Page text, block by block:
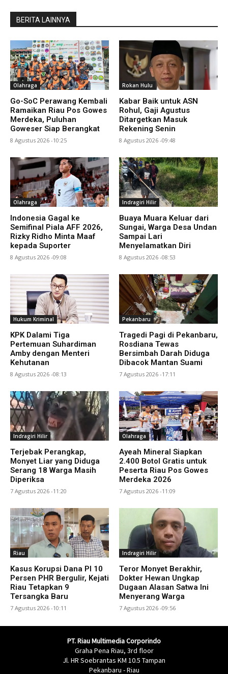
BERITA LAINNYA
Olahraga
Go-SoC Perawang Kembali
Ramaikan Riau Pos Gowes
Merdeka, Puluhan
Goweser Siap Berangkat
8 Agustus 2026 -10:25
Rokan Hulu
Kabar Baik untuk ASN
Rohul, Gaji Agustus
Ditargetkan Masuk
Rekening Senin
8 Agustus 2026 -09:48
Olahraga
Indonesia Gagal ke
Semifinal Piala AFF 2026,
Rizky Ridho Minta Maaf
kepada Suporter
8 Agustus 2026 -09:08
Indragiri Hilir
Buaya Muara Keluar dari
Sungai, Warga Desa Undan
Sampai Lari
Menyelamatkan Diri
8 Agustus 2026 -08:53
Hukum Kriminal
KPK Dalami Tiga
Pertemuan Suhardiman
Amby dengan Menteri
Kehutanan
8 Agustus 2026 -08:13
Pekanbaru
Tragedi Pagi di Pekanbaru,
Rosdiana Tewas
Bersimbah Darah Diduga
Dibacok Mantan Suami
7 Agustus 2026 -17:11
Indragiri Hilir
Terjebak Perangkap,
Monyet Liar yang Diduga
Serang 18 Warga Masih
Diperiksa
7 Agustus 2026 -11:20
Olahraga
Ayeah Mineral Siapkan
2.400 Botol Gratis untuk
Peserta Riau Pos Gowes
Merdeka 2026
7 Agustus 2026 -11:09
Riau
Kasus Korupsi Dana PI 10
Persen PHR Bergulir, Kejati
Riau Tetapkan 9
Tersangka Baru
7 Agustus 2026 -10:11
Indragiri Hilir
Teror Monyet Berakhir,
Dokter Hewan Ungkap
Dugaan Alasan Satwa Ini
Menyerang Warga
7 Agustus 2026 -09:56
PT. Riau Multimedia Corporindo
Graha Pena Riau, 3rd floor
Jl. HR Soebrantas KM 10.5 Tampan
Pekanbaru - Riau